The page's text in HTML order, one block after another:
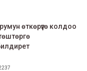
өткөрүүгө колдоо